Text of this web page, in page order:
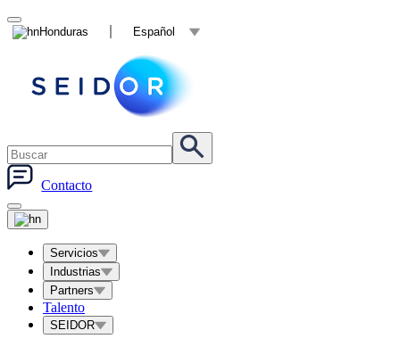
Honduras Español
Contacto
Servicios
Industrias
Partners
Talento
SEIDOR